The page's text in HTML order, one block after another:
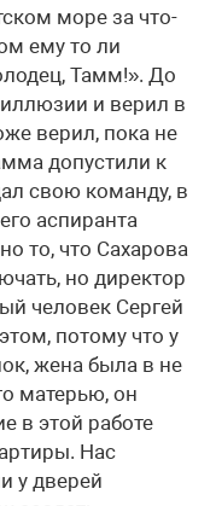
море за что-
ему то ли
Тамм!». До
и верил в
верил, пока не
допустили к
свою команду, в
аспиранта
то, что Сахарова
но директор
человек Сергей
потому что у
жена была в не
матерью, он
в этой работе
Нас
у дверей